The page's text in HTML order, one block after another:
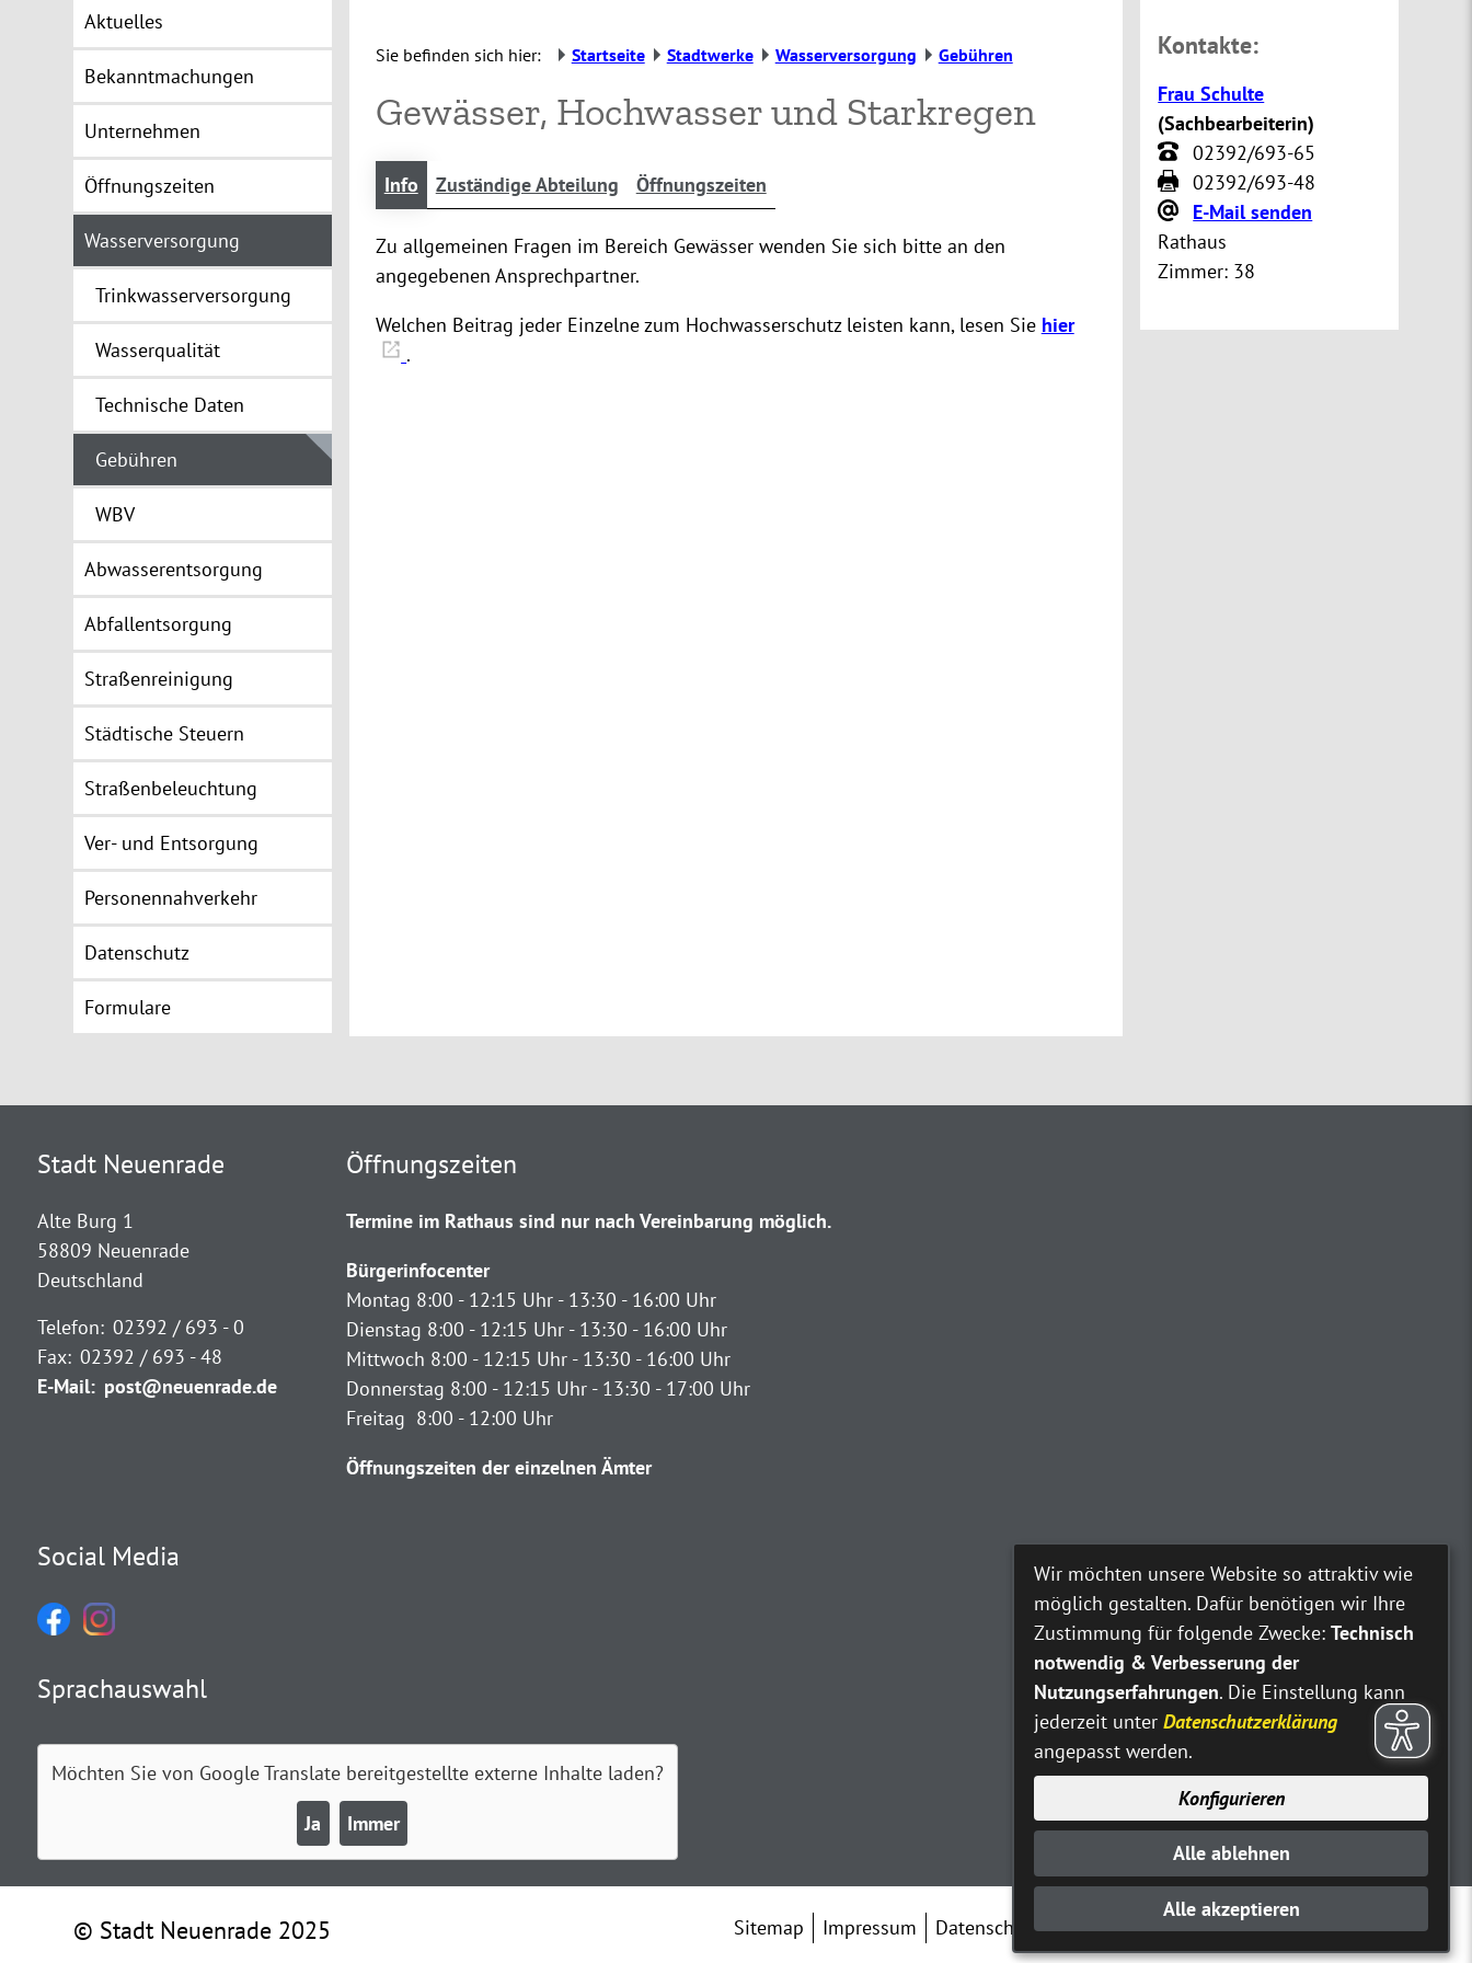
Aktuelles
Bekanntmachungen
Unternehmen
Öffnungszeiten
Wasserversorgung
Trinkwasserversorgung
Wasserqualität
Technische Daten
Gebühren
WBV
Abwasserentsorgung
Abfallentsorgung
Straßenreinigung
Städtische Steuern
Straßenbeleuchtung
Ver- und Entsorgung
Personennahverkehr
Datenschutz
Formulare
Sie befinden sich hier: Startseite Stadtwerke Wasserversorgung Gebühren
Gewässer, Hochwasser und Starkregen
Info Zuständige Abteilung Öffnungszeiten
Zu allgemeinen Fragen im Bereich Gewässer wenden Sie sich bitte an den
angegebenen Ansprechpartner.
Welchen Beitrag jeder Einzelne zum Hochwasserschutz leisten kann, lesen Sie hier
.
Kontakte:
Frau Schulte
(Sachbearbeiterin)
02392/693-65
02392/693-48
E-Mail senden
Rathaus
Zimmer: 38
Stadt Neuenrade
Alte Burg 1
58809 Neuenrade
Deutschland
Telefon: 02392 / 693 - 0
Fax: 02392 / 693 - 48
E-Mail: post@neuenrade.de
Öffnungszeiten
Termine im Rathaus sind nur nach Vereinbarung möglich.
Bürgerinfocenter
Montag 8:00 - 12:15 Uhr - 13:30 - 16:00 Uhr
Dienstag 8:00 - 12:15 Uhr - 13:30 - 16:00 Uhr
Mittwoch 8:00 - 12:15 Uhr - 13:30 - 16:00 Uhr
Donnerstag 8:00 - 12:15 Uhr - 13:30 - 17:00 Uhr
Freitag 8:00 - 12:00 Uhr
Öffnungszeiten der einzelnen Ämter
Social Media
Sprachauswahl
Möchten Sie von Google Translatebereitgestellte externe Inhalte laden?
Ja Immer
© Stadt Neuenrade 2025 Sitemap Impressum Datenschutz Erklärung zur Barrierefreiheit Kontakt
Wir möchten unsere Website so attraktiv wie
möglich gestalten. Dafür benötigen wir Ihre
Zustimmung für folgende Zwecke: Technisch
notwendig & Verbesserung der
Nutzungserfahrungen. Die Einstellung kann
jederzeit unter Datenschutzerklärung
angepasst werden.
Konfigurieren
Alle ablehnen
Alle akzeptieren